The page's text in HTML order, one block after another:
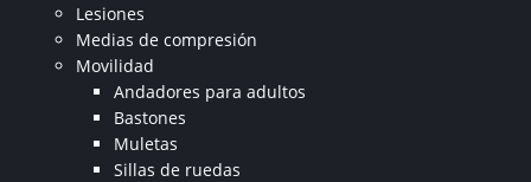
Lesiones
Medias de compresión
Movilidad
Andadores para adultos
Bastones
Muletas
Sillas de ruedas